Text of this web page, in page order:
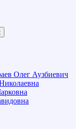
Олег Аузбиевич